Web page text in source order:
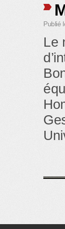
Publié
Le